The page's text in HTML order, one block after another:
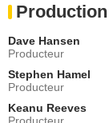
Production
Dave Hansen
Producteur
Stephen Hamel
Producteur
Keanu Reeves
Producteur